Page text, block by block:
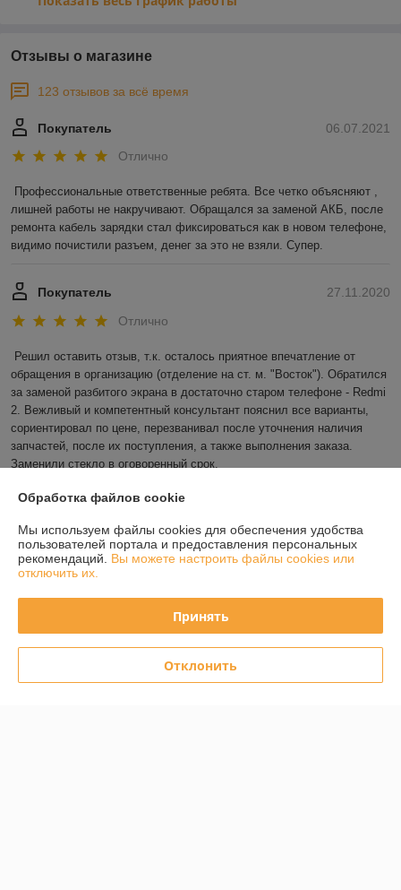
Отзывы о магазине
123 отзывов за всё время
06.07.2021
Покупатель
Отлично
Профессиональные ответственные ребята. Все четко объясняют ,
лишней работы не накручивают. Обращался за заменой АКБ, после
ремонта кабель зарядки стал фиксироваться как в новом телефоне,
видимо почистили разъем, денег за это не взяли. Супер.
27.11.2020
Покупатель
Отлично
Решил оставить отзыв, т.к. осталось приятное впечатление от
обращения в организацию (отделение на ст. м. "Восток"). Обратился
за заменой разбитого экрана в достаточно старом телефоне - Redmi
2. Вежливый и компетентный консультант пояснил все варианты,
сориентировал по цене, перезванивал после уточнения наличия
запчастей, после их поступления, а также выполнения заказа.
Заменили стекло в оговоренный срок.
Показать все отзывы
О нас
Контакты
График работы
Обработка файлов cookie
Мы используем файлы cookies для обеспечения удобства
пользователей портала и предоставления персональных
рекомендаций. Вы можете настроить файлы cookies или
отключить их.
Принять
Отклонить